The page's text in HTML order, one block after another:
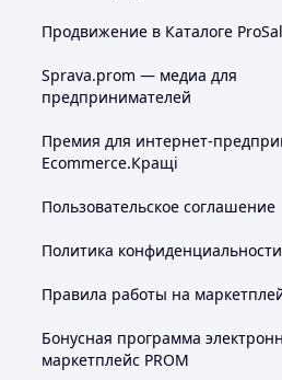
Продвижение в Каталоге
Sprava.prom — медиа для
предпринимателей
Премия для интернет-
Ecommerce.Кращі
Пользовательское соглашение
Политика конфиденциальности
Правила работы на
Бонусная программа
маркетплейс PROM